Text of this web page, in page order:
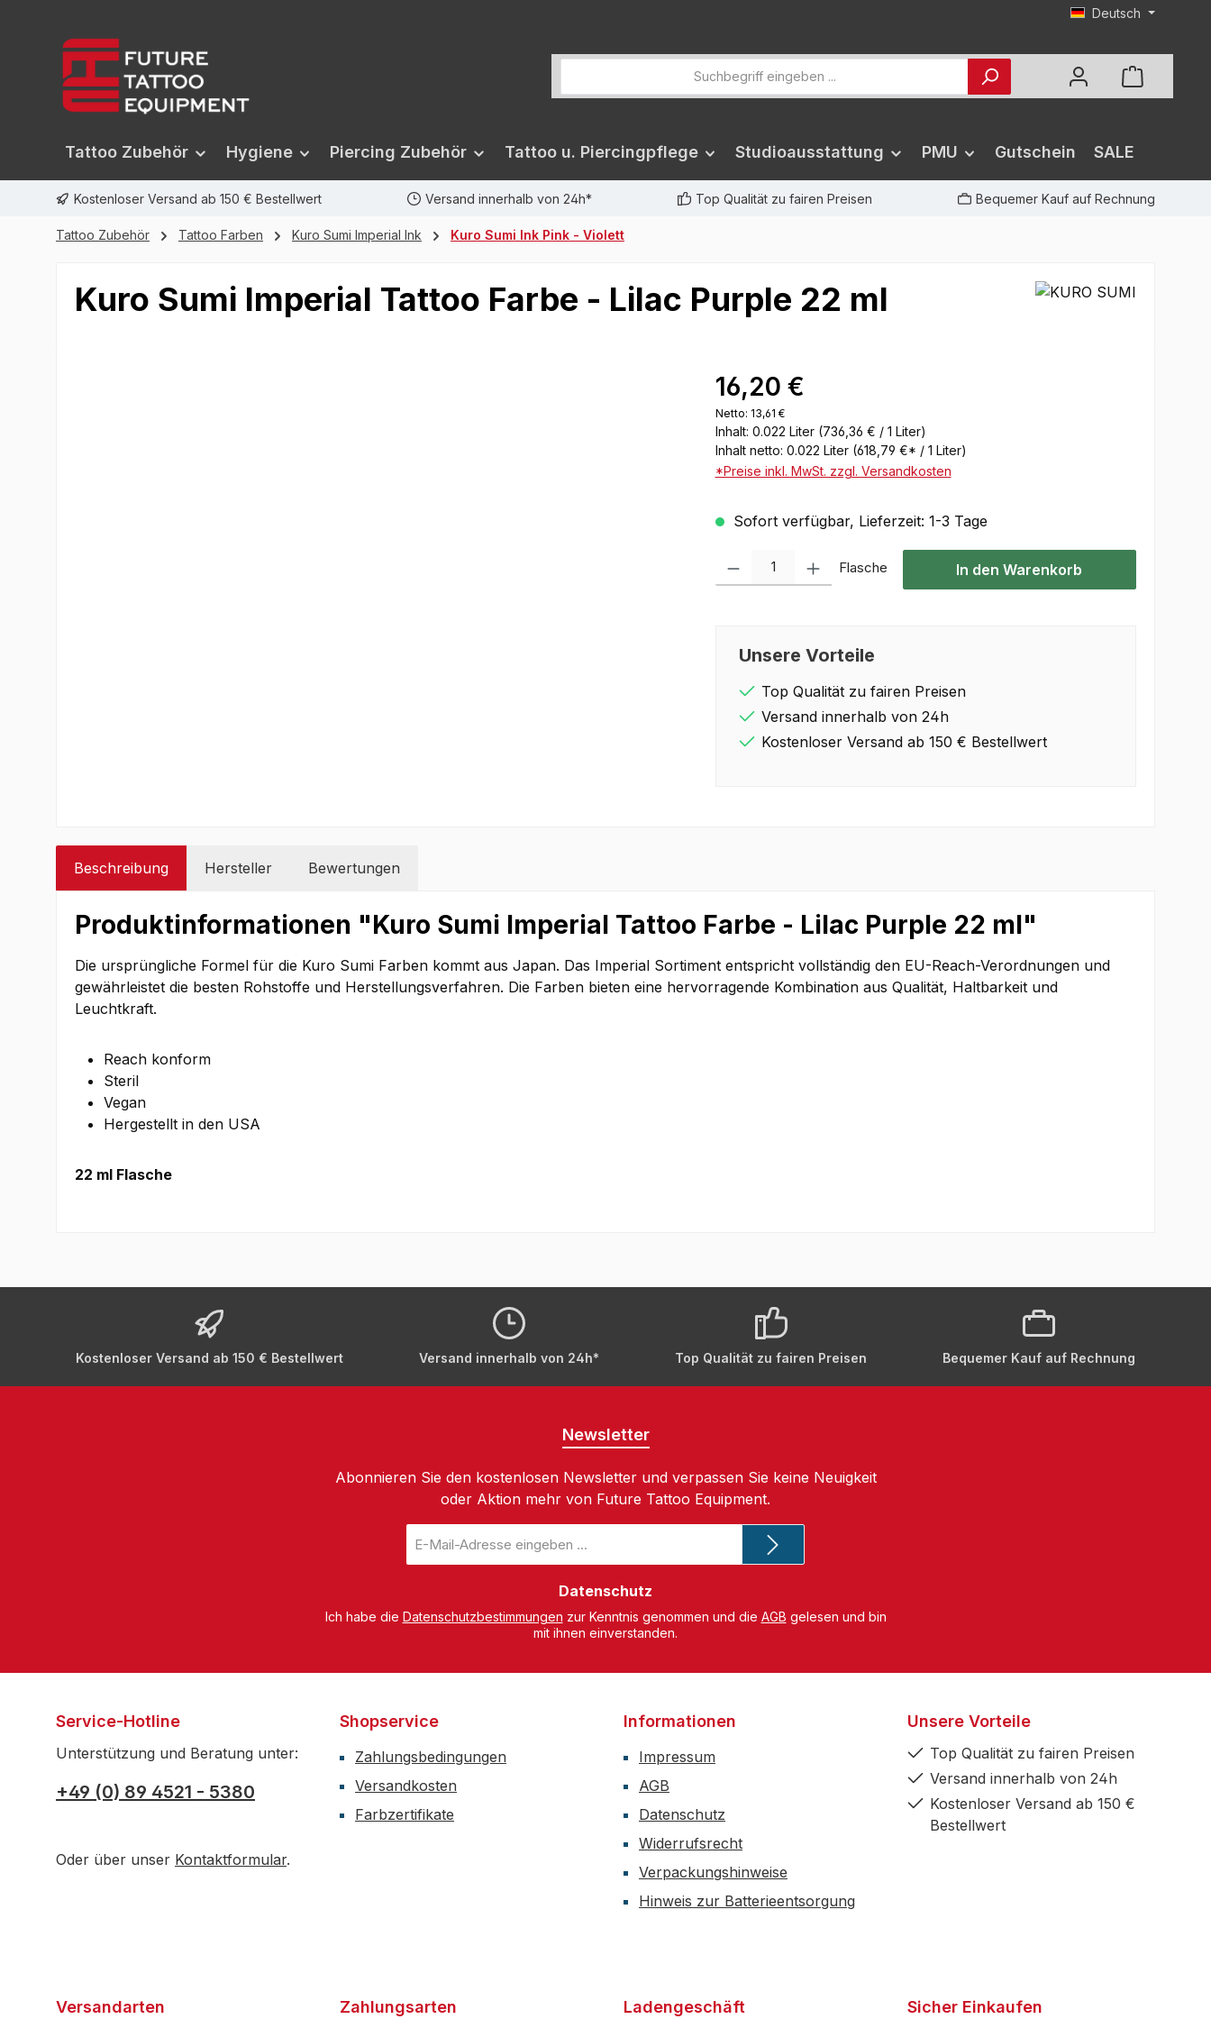
Deutsch
Tattoo Zubehör Hygiene Piercing Zubehör Tattoo u. Piercingpflege Studioausstattung PMU Gutschein SALE
Kostenloser Versand ab 150 € Bestellwert Versand innerhalb von 24h* Top Qualität zu fairen Preisen Bequemer Kauf auf Rechnung
Tattoo Zubehör Tattoo Farben Kuro Sumi Imperial Ink Kuro Sumi Ink Pink - Violett
Kuro Sumi Imperial Tattoo Farbe - Lilac Purple 22 ml
16,20 €
Netto: 13,61 €
Inhalt: 0.022 Liter (736,36 € / 1 Liter)
Inhalt netto: 0.022 Liter (618,79 €* / 1 Liter)
*Preise inkl. MwSt. zzgl. Versandkosten
Sofort verfügbar, Lieferzeit: 1-3 Tage
Flasche In den Warenkorb
Unsere Vorteile
Top Qualität zu fairen Preisen
Versand innerhalb von 24h
Kostenloser Versand ab 150 € Bestellwert
Beschreibung Hersteller Bewertungen
Produktinformationen "Kuro Sumi Imperial Tattoo Farbe - Lilac Purple 22 ml"
Die ursprüngliche Formel für die Kuro Sumi Farben kommt aus Japan. Das Imperial Sortiment entspricht vollständig den EU-Reach-Verordnungen und
gewährleistet die besten Rohstoffe und Herstellungsverfahren. Die Farben bieten eine hervorragende Kombination aus Qualität, Haltbarkeit und
Leuchtkraft.
Reach konform
Steril
Vegan
Hergestellt in den USA
22 ml Flasche
Kostenloser Versand ab 150 € Bestellwert Versand innerhalb von 24h* Top Qualität zu fairen Preisen Bequemer Kauf auf Rechnung
Newsletter
Abonnieren Sie den kostenlosen Newsletter und verpassen Sie keine Neuigkeit
oder Aktion mehr von Future Tattoo Equipment.
Mail-
Adresse
Datenschutz
Ich habe die Datenschutzbestimmungen zur Kenntnis genommen und die AGB gelesen und bin
mit ihnen einverstanden.
Service-Hotline
Unterstützung und Beratung unter:
+49 (0) 89 4521 - 5380
Oder über unser Kontaktformular.
Shopservice
Zahlungsbedingungen
Versandkosten
Farbzertifikate
Informationen
Impressum
AGB
Datenschutz
Widerrufsrecht
Verpackungshinweise
Hinweis zur Batterieentsorgung
Unsere Vorteile
Top Qualität zu fairen Preisen
Versand innerhalb von 24h
Kostenloser Versand ab 150 €
Bestellwert
Versandarten Zahlungsarten Ladengeschäft Sicher Einkaufen